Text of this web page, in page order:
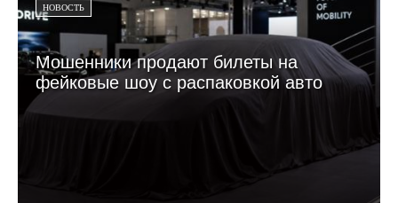
НОВОСТЬ
Мошенники продают билеты на
фейковые шоу с распаковкой авто